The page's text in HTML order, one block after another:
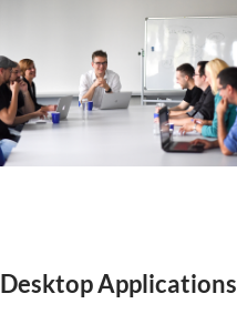
Desktop Applications